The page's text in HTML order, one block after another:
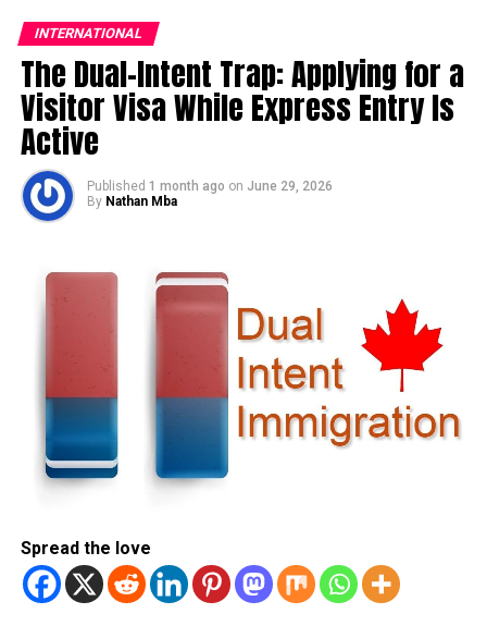
INTERNATIONAL
The Dual-Intent Trap: Applying for a
Visitor Visa While Express Entry Is
Active
Published 1 month ago on June 29, 2026
By Nathan Mba
Spread the love